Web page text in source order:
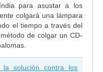
para asustar a los
colgará una lámpara
el tiempo a través del
de colgar un CD-
solución contra los